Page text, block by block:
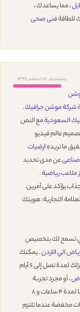
، مما يساعدك ،
للطاقةفنى صحى
پنجشنبه, 07 اسفند,1399
شركة موشن جرافيك.
السعوديةمع النص
عالم فيديو
ما تريدهارضيات
عن مدى تحديد
ملاعب رياضية.
يؤكد على أمرين
التجارية: هويتك
تسمح لك بتخصيص
الي الاردن. يمكنك
بتنظيف منزلك لمدة تصل إلى 6 أيام
، أو مجرد تجربة
خدمتنا عن طريق حجز موعد واحد. بالنسبة لباقاتنا لمدة 4 ساعات و 8
مخفضة عندما تلتزم